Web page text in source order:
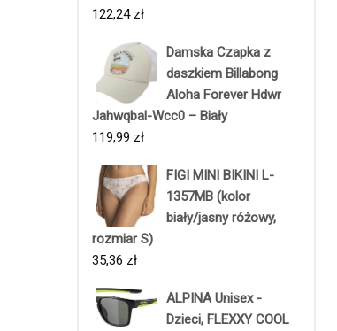
122,24 zł
Damska Czapka z
daszkiem Billabong
Aloha Forever Hdwr
Jahwqbal-Wcc0 – Biały
119,99 zł
FIGI MINI BIKINI L-
1357MB (kolor
biały/jasny różowy,
rozmiar S)
35,36 zł
ALPINA Unisex -
Dzieci, FLEXXY COOL